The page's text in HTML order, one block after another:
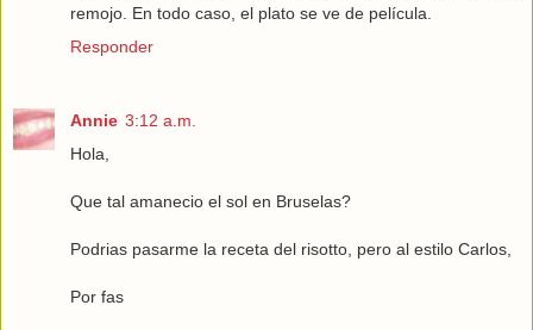
remojo. En todo caso, el plato se ve de película.
Responder
Annie 3:12 a.m.
Hola,
Que tal amanecio el sol en Bruselas?
Podrias pasarme la receta del risotto, pero al estilo Carlos,
Por fas